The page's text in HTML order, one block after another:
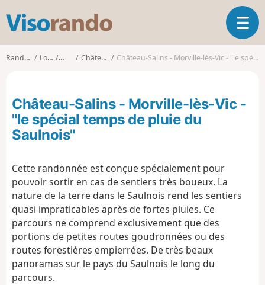
s
o
d
o
O
u
r
l
Randonnées Lorraine MoselleChâteau-Salins Château-Salins - Morville-lès-Vic - "le spécial temps de pluie du Saulnois"
Château-Salins - Morville-lès-Vic -
"le spécial temps de pluie du
Saulnois"
Cette randonnée est conçue spécialement pour
pouvoir sortir en cas de sentiers très boueux. La
nature de la terre dans le Saulnois rend les sentiers
quasi impraticables après de fortes pluies. Ce
parcours ne comprend exclusivement que des
portions de petites routes goudronnées ou des
routes forestières empierrées. De très beaux
panoramas sur le pays du Saulnois le long du
parcours.